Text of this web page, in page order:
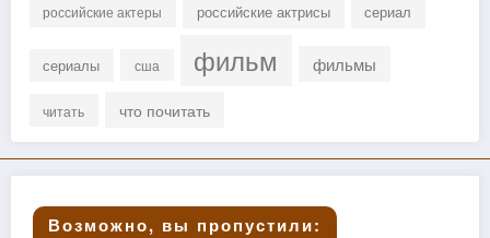
российские актеры российские актрисы сериал
сериалы сша фильм фильмы
читать что почитать
Возможно, вы пропустили: